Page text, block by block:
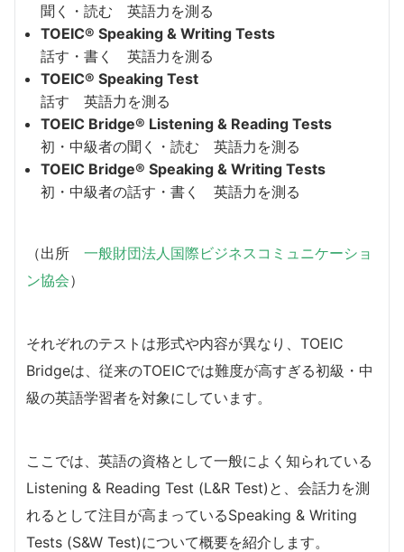
聞く・読む 英語力を測る
TOEIC® Speaking & Writing Tests
話す・書く 英語力を測る
TOEIC® Speaking Test
話す 英語力を測る
TOEIC Bridge® Listening & Reading Tests
初・中級者の聞く・読む 英語力を測る
TOEIC Bridge® Speaking & Writing Tests
初・中級者の話す・書く 英語力を測る
（出所 一般財団法人国際ビジネスコミュニケーショ
ン協会）
それぞれのテストは形式や内容が異なり、TOEIC
Bridgeは、従来のTOEICでは難度が高すぎる初級・中
級の英語学習者を対象にしています。
ここでは、英語の資格として一般によく知られている
Listening & Reading Test (L&R Test)と、会話力を測
れるとして注目が高まっているSpeaking & Writing
Tests (S&W Test)について概要を紹介します。